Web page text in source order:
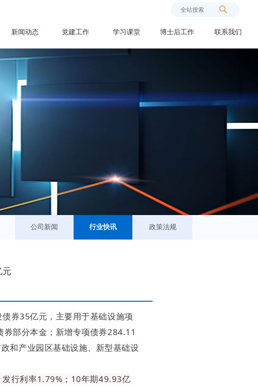
新闻动态 党建工作 学习课堂 博士后工作 联系我们
政策法规
行业快讯
公司新闻
元
券35亿元，主要用于基础设施项
部分本金；新增专项债券284.11
和产业园区基础设施、新型基础设
行利率1.79%；10年期49.93亿